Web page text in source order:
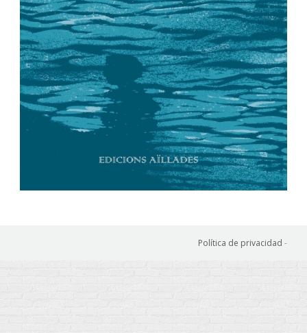
Política de privacidad -